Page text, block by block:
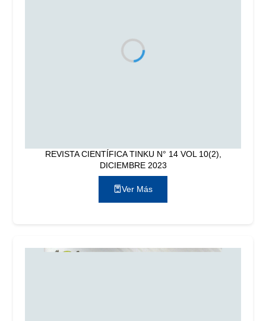
REVISTA CIENTÍFICA TINKU N° 14 VOL 10(2),
DICIEMBRE 2023
Ver Más